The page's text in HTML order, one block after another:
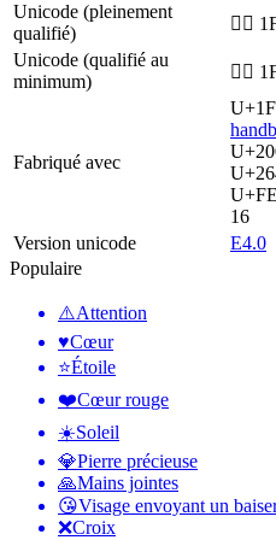
Unicode (pleinement
qualifié)
🤾‍♀️
Unicode (qualifié au
minimum)
🤾‍♀
Fabriqué avec
16
Version unicode
E4.0
Populaire
⚠️Attention
♥️Cœur
⭐Étoile
❤️Cœur rouge
☀️Soleil
💎Pierre précieuse
🙏Mains jointes
😘Visage envoyant un
❌Croix